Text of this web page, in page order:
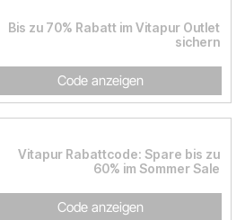
Bis zu 70% Rabatt im Vitapur Outlet
sichern
Code anzeigen
Vitapur Rabattcode: Spare bis zu
60% im Sommer Sale
Code anzeigen